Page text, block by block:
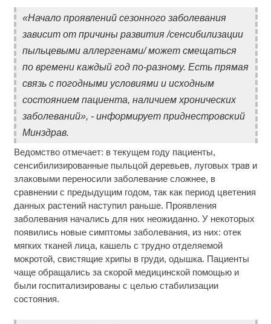
«Начало проявлений сезонного заболевания
зависит от причины развития /сенсибилизации
пыльцевыми аллергенами/ может смещаться
по времени каждый год по-разному. Есть прямая
связь с погодными условиями и исходным
состоянием пациента, наличием хронических
заболеваний», - информирует приднестровский
Минздрав.
Ведомство отмечает: в текущем году пациенты,
сенсибилизированные пыльцой деревьев, луговых трав и
злаковыми переносили заболевание сложнее, в
сравнении с предыдущим годом, так как период цветения
данных растений наступил раньше. Проявления
заболевания начались для них неожиданно. У некоторых
появились новые симптомы заболевания, из них: отек
мягких тканей лица, кашель с трудно отделяемой
мокротой, свистящие хрипы в груди, одышка. Пациенты
чаще обращались за скорой медицинской помощью и
были госпитализированы с целью стабилизации
состояния.